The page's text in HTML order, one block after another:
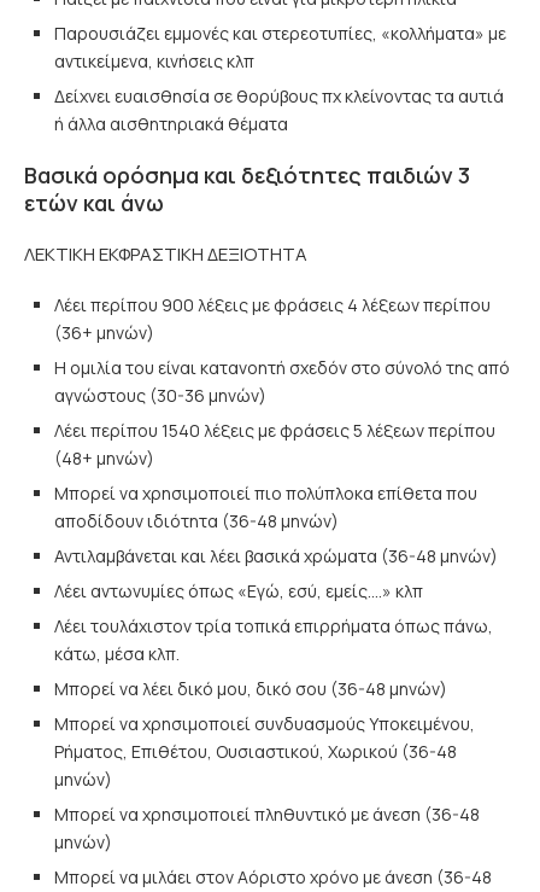
Παρουσιάζει εμμονές και στερεοτυπίες, «κολλήματα» με
αντικείμενα, κινήσεις κλπ
Δείχνει ευαισθησία σε θορύβους πχ κλείνοντας τα αυτιά
ή άλλα αισθητηριακά θέματα
Βασικά ορόσημα και δεξιότητες παιδιών 3
ετών και άνω
ΛΕΚΤΙΚΗ ΕΚΦΡΑΣΤΙΚΗ ΔΕΞΙΟΤΗΤΑ
Λέει περίπου 900 λέξεις με φράσεις 4 λέξεων περίπου
(36+ μηνών)
Η ομιλία του είναι κατανοητή σχεδόν στο σύνολό της από
αγνώστους (30-36 μηνών)
Λέει περίπου 1540 λέξεις με φράσεις 5 λέξεων περίπου
(48+ μηνών)
Μπορεί να χρησιμοποιεί πιο πολύπλοκα επίθετα που
αποδίδουν ιδιότητα (36-48 μηνών)
Αντιλαμβάνεται και λέει βασικά χρώματα (36-48 μηνών)
Λέει αντωνυμίες όπως «Εγώ, εσύ, εμείς….» κλπ
Λέει τουλάχιστον τρία τοπικά επιρρήματα όπως πάνω,
κάτω, μέσα κλπ.
Μπορεί να λέει δικό μου, δικό σου (36-48 μηνών)
Μπορεί να χρησιμοποιεί συνδυασμούς Υποκειμένου,
Ρήματος, Επιθέτου, Ουσιαστικού, Χωρικού (36-48
μηνών)
Μπορεί να χρησιμοποιεί πληθυντικό με άνεση (36-48
μηνών)
Μπορεί να μιλάει στον Αόριστο χρόνο με άνεση (36-48